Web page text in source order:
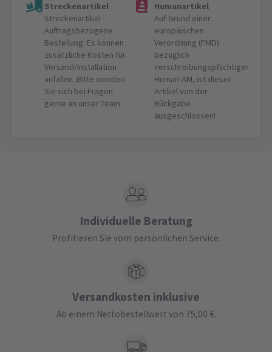
Streckenartikel
Streckenartikel -
Auftragsbezogene
Bestellung. Es können
zusätzliche Kosten für
Versand/Installation
anfallen. Bitte wenden
Sie sich bei Fragen
gerne an unser Team.
Humanartikel
Auf Grund einer
europäischen
Verordnung (FMD)
bezüglich
verschreibungspflichtiger
Human-AM, ist dieser
Artikel von der
Rückgabe
ausgeschlossen!
Individuelle Beratung
Profitieren Sie vom persönlichen Service.
Versandkosten inklusive
Ab einem Nettobestellwert von 75,00 €.